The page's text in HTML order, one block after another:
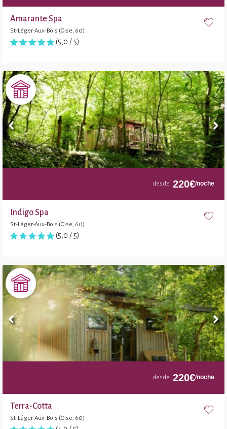
Amarante Spa
St-Léger-Aux-Bois (Oise, 60)
(5,0 / 5)
desde 220€/noche
Indigo Spa
St-Léger-Aux-Bois (Oise, 60)
(5,0 / 5)
desde 220€/noche
Terra-Cotta
St-Léger-Aux-Bois (Oise, 60)